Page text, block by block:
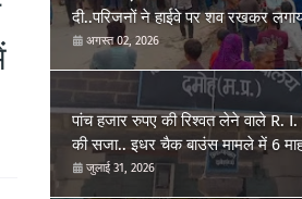
दी..परिजनों ने हाईवे पर शव रखकर
अगस्त 02, 2026
पांच हजार रुपए की रिश्वत लेने वाले R.
की सजा.. इधर चैक बाउंस मामले में 6
7,52,054 रूपये प्रतिकर देना होगा..
जुलाई 31, 2026